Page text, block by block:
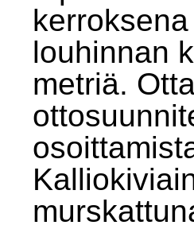
louhinnan
metriä.